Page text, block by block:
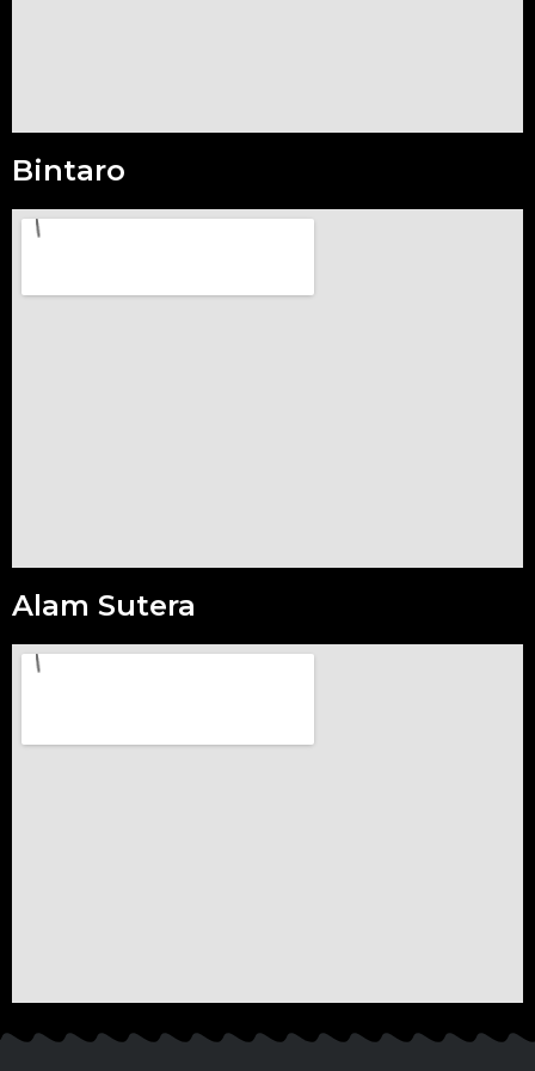
Bintaro
Alam Sutera